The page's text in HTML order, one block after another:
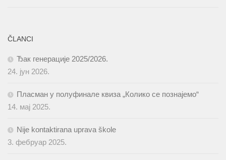
ČLANCI
Ђак генерације 2025/2026.
24. јун 2026.
Пласман у полуфинале квиза „Колико се познајемо“
14. мај 2025.
Nije kontaktirana uprava škole
3. фебруар 2025.